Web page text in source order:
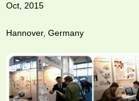
Oct, 2015
Hannover, Germany